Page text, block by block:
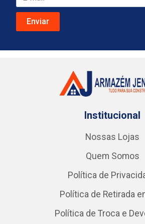
Institucional
Nossas Lojas
Quem Somos
Política de
Política de Retirada
Política de Troca e